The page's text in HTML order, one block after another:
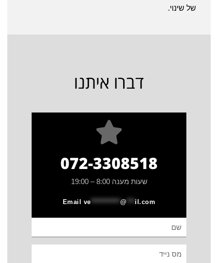
של שינוי.
דברו איתנו
072-3308518
שעות מענה 8:00 – 19:00
Email ve ***********@ *** il.com